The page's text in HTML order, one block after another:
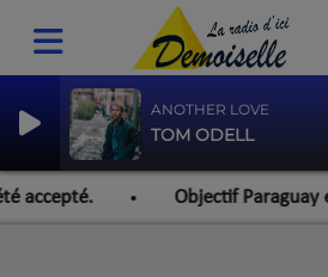
ANOTHER LOVE
TOM ODELL
accepté. Objectif Paraguay